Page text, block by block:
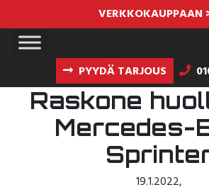
VERKKOKAUPPAAN
PYYDÄ TARJOUS
Raskone
Mercedes-
19.1.2022,